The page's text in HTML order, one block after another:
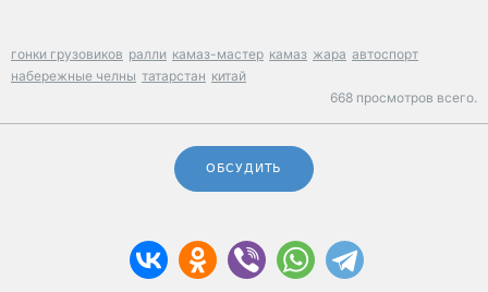
гонки грузовиков ралли камаз-мастер камаз жара автоспорт
набережные челны татарстан китай
668 просмотров всего.
ОБСУДИТЬ